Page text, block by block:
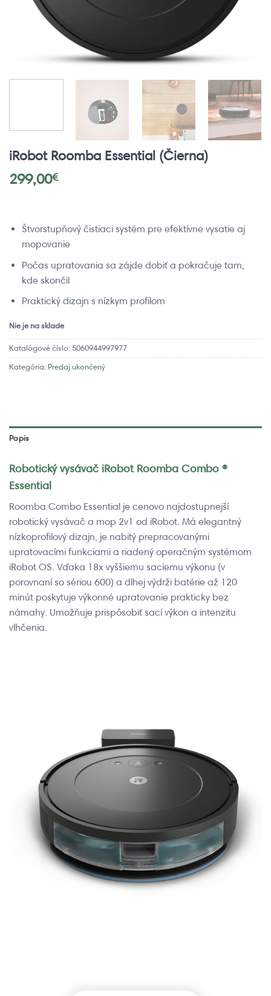
iRobot Roomba Essential (Čierna)
299,00€
Štvorstupňový čistiaci systém pre efektívne vysatie aj
mopovanie
Počas upratovania sa zájde dobiť a pokračuje tam,
kde skončil
Praktický dizajn s nízkym profilom
Nie je na sklade
Katalógové číslo: 5060944997977
Kategória: Predaj ukončený
Popis
Robotický vysávač iRobot Roomba Combo ®
Essential
Roomba Combo Essential je cenovo najdostupnejší
robotický vysávač a mop 2v1 od iRobot. Má elegantný
nízkoprofilový dizajn, je nabitý prepracovanými
upratovacími funkciami a riadený operačným systémom
iRobot OS. Vďaka 18x vyššiemu saciemu výkonu (v
porovnaní so sériou 600) a dlhej výdrži batérie až 120
minút poskytuje výkonné upratovanie prakticky bez
námahy. Umožňuje prispôsobiť sací výkon a intenzitu
vlhčenia.